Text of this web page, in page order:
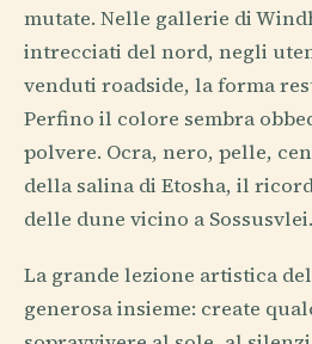
mutate. Nelle gallerie di
intrecciati del nord, negli
venduti roadside, la forma
Perfino il colore sembra
polvere. Ocra, nero, pelle,
della salina di Etosha, il
delle dune vicino a Sossusvlei.
La grande lezione artistica
generosa insieme: create